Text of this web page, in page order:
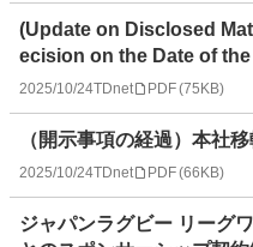
(Update on Disclosed
ecision on the Date of
2025/10/24TDnet PDF(75KB)
（開示事項の経過）本社
2025/10/24TDnet PDF(66KB)
ジャパンラグビー リーグ